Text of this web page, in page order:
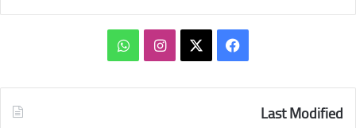
فيسبوك انستقرامواتساب
Last Modified